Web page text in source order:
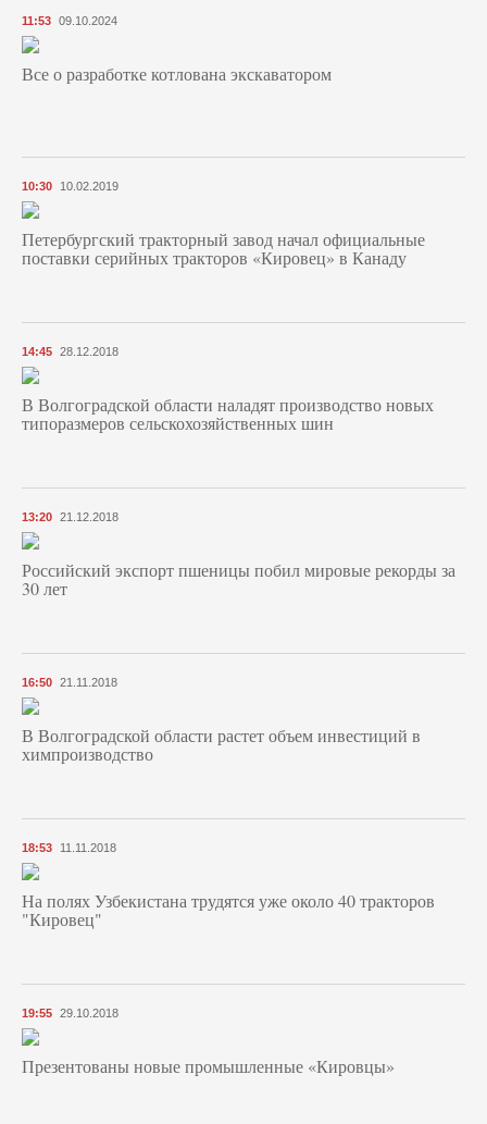
11:53 09.10.2024
Все о разработке котлована экскаватором
10:30 10.02.2019
Петербургский тракторный завод начал официальные
поставки серийных тракторов «Кировец» в Канаду
14:45 28.12.2018
В Волгоградской области наладят производство новых
типоразмеров сельскохозяйственных шин
13:20 21.12.2018
Российский экспорт пшеницы побил мировые рекорды за
30 лет
16:50 21.11.2018
В Волгоградской области растет объем инвестиций в
химпроизводство
18:53 11.11.2018
На полях Узбекистана трудятся уже около 40 тракторов
"Кировец"
19:55 29.10.2018
Презентованы новые промышленные «Кировцы»